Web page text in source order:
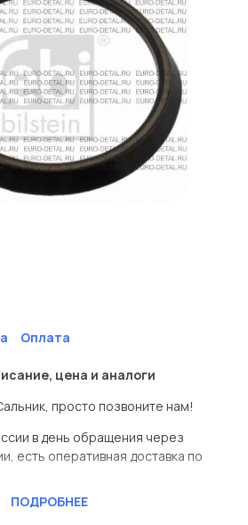
Оплата
цена и аналоги
просто позвоните нам!
в день обращения через
есть оперативная доставка по
по производителю FEBI BILSTEIN
ПОДРОБНЕЕ